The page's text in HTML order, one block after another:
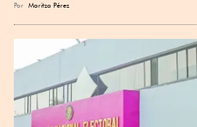
Por Maritza Pérez